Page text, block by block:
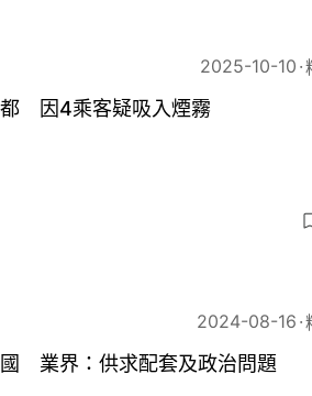
2025-10-10
因4乘客疑吸入煙霧
2024-08-16
業界：供求配套及政治問題